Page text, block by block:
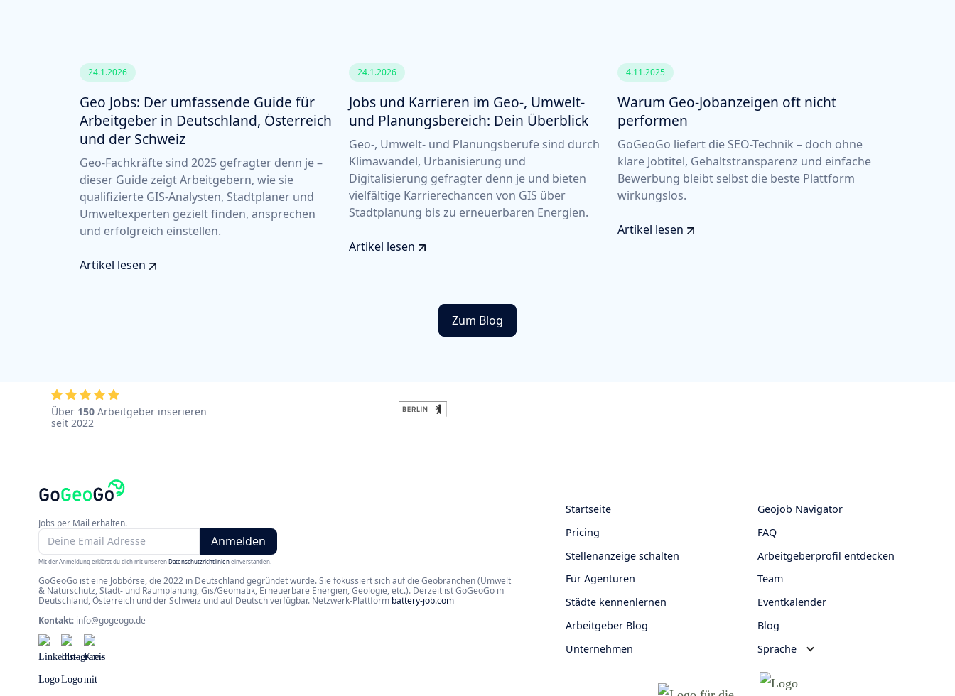
24.1.2026
Geo Jobs: Der umfassende Guide für
Arbeitgeber in Deutschland, Österreich
und der Schweiz
Geo-Fachkräfte sind 2025 gefragter denn je –
dieser Guide zeigt Arbeitgebern, wie sie
qualifizierte GIS-Analysten, Stadtplaner und
Umweltexperten gezielt finden, ansprechen
und erfolgreich einstellen.
Artikel lesen
24.1.2026
Jobs und Karrieren im Geo-, Umwelt-
und Planungsbereich: Dein Überblick
Geo-, Umwelt- und Planungsberufe sind durch
Klimawandel, Urbanisierung und
Digitalisierung gefragter denn je und bieten
vielfältige Karrierechancen von GIS über
Stadtplanung bis zu erneuerbaren Energien.
Artikel lesen
4.11.2025
Warum Geo-Jobanzeigen oft nicht
performen
GoGeoGo liefert die SEO-Technik – doch ohne
klare Jobtitel, Gehaltstransparenz und einfache
Bewerbung bleibt selbst die beste Plattform
wirkungslos.
Artikel lesen
Zum Blog
Über 150 Arbeitgeber inserieren
seit 2022
Jobs per Mail erhalten.
Mit der Anmeldung erklärst du dich mit unserenDatenschutzrichtlinieneinverstanden.
GoGeoGo ist eine Jobbörse, die 2022 in Deutschland gegründet wurde. Sie fokussiert sich auf die Geobranchen (Umwelt
& Naturschutz, Stadt- und Raumplanung, Gis/Geomatik, Erneuerbare Energien, Geologie, etc.). Derzeit ist GoGeoGo in
Deutschland, Österreich und der Schweiz und auf Deutsch verfügbar. Netzwerk-Plattform battery-job.com
Kontakt: info@gogeogo.de
Startseite
Pricing
Stellenanzeige schalten
Für Agenturen
Städte kennenlernen
Arbeitgeber Blog
Unternehmen
Geojob Navigator
FAQ
Arbeitgeberprofil entdecken
Team
Eventkalender
Blog
Sprache